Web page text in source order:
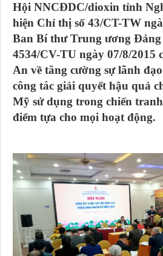
Hội NNCĐDC/dioxin tỉnh
hiện Chỉ thị số 43/CT-TW
Ban Bí thư Trung ương Đảng
4534/CV-TU ngày 07/8/2015
An về tăng cường sự lãnh
công tác giải quyết hậu quả
Mỹ sử dụng trong chiến
điểm tựa cho mọi hoạt động.